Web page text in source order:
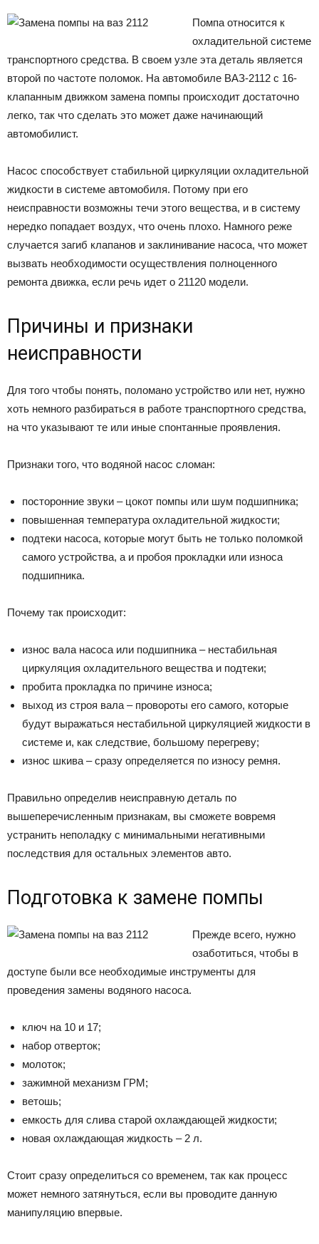
Помпа относится к
охладительной системе
транспортного средства. В своем узле эта деталь является
второй по частоте поломок. На автомобиле ВАЗ-2112 с 16-
клапанным движком замена помпы происходит достаточно
легко, так что сделать это может даже начинающий
автомобилист.
Насос способствует стабильной циркуляции охладительной
жидкости в системе автомобиля. Потому при его
неисправности возможны течи этого вещества, и в систему
нередко попадает воздух, что очень плохо. Намного реже
случается загиб клапанов и заклинивание насоса, что может
вызвать необходимости осуществления полноценного
ремонта движка, если речь идет о 21120 модели.
Причины и признаки
неисправности
Для того чтобы понять, поломано устройство или нет, нужно
хоть немного разбираться в работе транспортного средства,
на что указывают те или иные спонтанные проявления.
Признаки того, что водяной насос сломан:
посторонние звуки – цокот помпы или шум подшипника;
повышенная температура охладительной жидкости;
подтеки насоса, которые могут быть не только поломкой
самого устройства, а и пробоя прокладки или износа
подшипника.
Почему так происходит:
износ вала насоса или подшипника – нестабильная
циркуляция охладительного вещества и подтеки;
пробита прокладка по причине износа;
выход из строя вала – провороты его самого, которые
будут выражаться нестабильной циркуляцией жидкости в
системе и, как следствие, большому перегреву;
износ шкива – сразу определяется по износу ремня.
Правильно определив неисправную деталь по
вышеперечисленным признакам, вы сможете вовремя
устранить неполадку с минимальными негативными
последствия для остальных элементов авто.
Подготовка к замене помпы
Прежде всего, нужно
озаботиться, чтобы в
доступе были все необходимые инструменты для
проведения замены водяного насоса.
ключ на 10 и 17;
набор отверток;
молоток;
зажимной механизм ГРМ;
ветошь;
емкость для слива старой охлаждающей жидкости;
новая охлаждающая жидкость – 2 л.
Стоит сразу определиться со временем, так как процесс
может немного затянуться, если вы проводите данную
манипуляцию впервые.